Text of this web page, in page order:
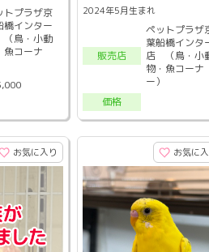
トプラザ京
橋インター
鳥・小動
魚コーナ
2024年5月生まれ
販売店
ペットプラザ
葉船橋インタ
店 （鳥・小
物・魚コーナ
ー）
価格
お気に入り お気に